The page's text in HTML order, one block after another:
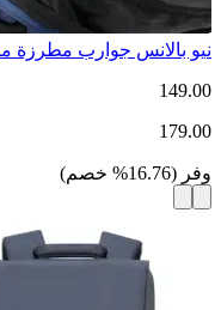
نيو بالانس جوارب
149.00
179.00
وفر (
16.76
% خصم)